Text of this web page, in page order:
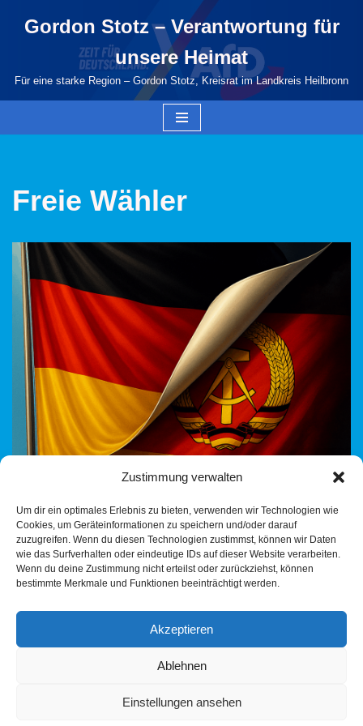
Zustimmung verwalten
Um dir ein optimales Erlebnis zu bieten, verwenden wir Technologien wie
Cookies, um Geräteinformationen zu speichern und/oder darauf
zuzugreifen. Wenn du diesen Technologien zustimmst, können wir Daten
wie das Surfverhalten oder eindeutige IDs auf dieser Website verarbeiten.
Wenn du deine Zustimmung nicht erteilst oder zurückziehst, können
bestimmte Merkmale und Funktionen beeinträchtigt werden.
Akzeptieren
Ablehnen
Einstellungen ansehen
springen
Gordon Stotz – Verantwortung für
unsere Heimat
Für eine starke Region – Gordon Stotz, Kreisrat im Landkreis Heilbronn
Freie Wähler
Begriffe wie „Verfassungstreue“ zur Waffe werden Ich bin
wütend. Wütend auf eine Politik, die den Wählerwillen ignoriert.
Wütend auf…Weiterlesen »